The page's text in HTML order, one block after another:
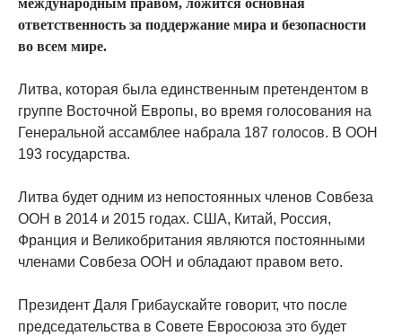
международным правом, ложится основная
ответственность за поддержание мира и безопасности
во всем мире.
Литва, которая была единственным претендентом в
группе Восточной Европы, во время голосования на
Генеральной ассамблее набрала 187 голосов. В ООН
193 государства.
Литва будет одним из непостоянных членов Совбеза
ООН в 2014 и 2015 годах. США, Китай, Россия,
Франция и Великобритания являются постоянными
членами Совбеза ООН и обладают правом вето.
Президент Даля Грибаускайте говорит, что после
председательства в Совете Евросоюза это будет